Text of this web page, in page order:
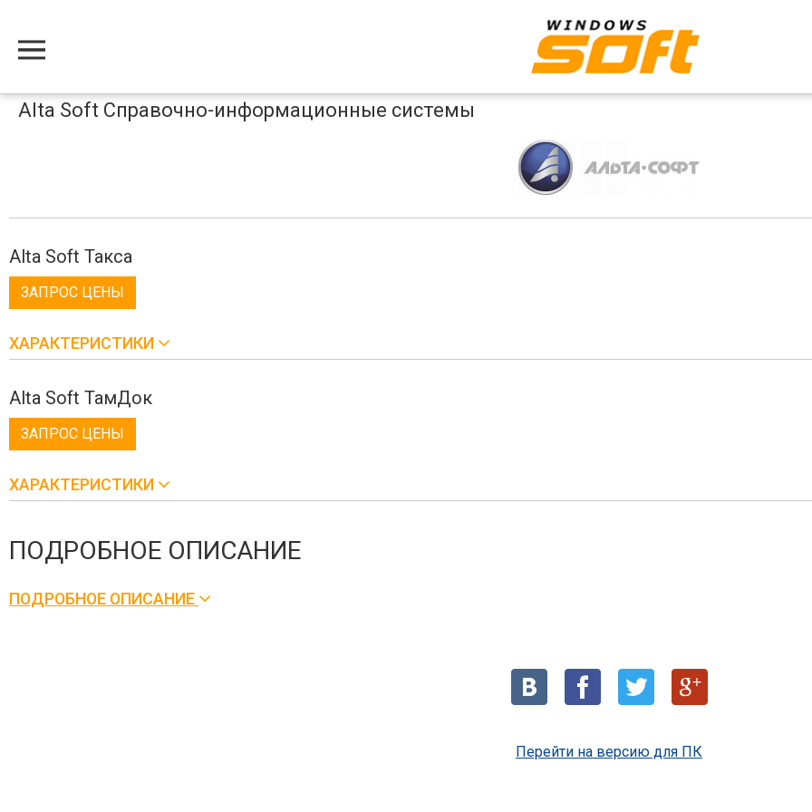
Меню
Alta Soft Справочно-информационные системы
Alta Soft Такса
ЗАПРОС ЦЕНЫ
ХАРАКТЕРИСТИКИ
Alta Soft ТамДок
ЗАПРОС ЦЕНЫ
ХАРАКТЕРИСТИКИ
ПОДРОБНОЕ ОПИСАНИЕ
ПОДРОБНОЕ ОПИСАНИЕ
Перейти на версию для ПК